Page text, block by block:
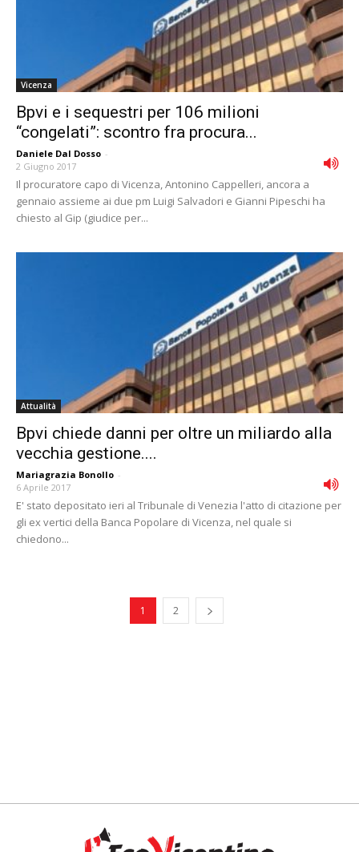
Vicenza
Bpvi e i sequestri per 106 milioni
“congelati”: scontro fra procura...
Daniele Dal Dosso -
2 Giugno 2017
Il procuratore capo di Vicenza, Antonino Cappelleri, ancora a
gennaio assieme ai due pm Luigi Salvadori e Gianni Pipeschi ha
chiesto al Gip (giudice per...
Attualità
Bpvi chiede danni per oltre un miliardo alla
vecchia gestione....
Mariagrazia Bonollo -
6 Aprile 2017
E' stato depositato ieri al Tribunale di Venezia l'atto di citazione per
gli ex vertici della Banca Popolare di Vicenza, nel quale si
chiedono...
1 2